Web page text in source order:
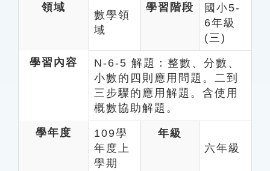
知識索引
生命大百科索引
教學應用
領域
數學領
域
學習階段
國小5-
6年級
(三)
學習內容
N-6-5 解題：整數、分數、
小數的四則應用問題。二到
三步驟的應用解題。含使用
概數協助解題。
學年度
109學
年度上
學期
年級
六年級